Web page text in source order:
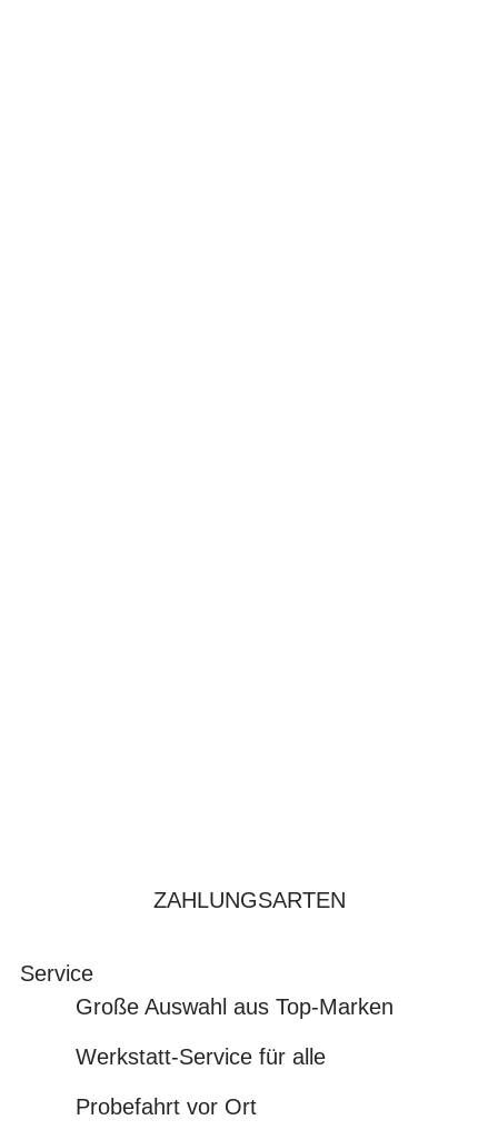
ZAHLUNGSARTEN
Service
Große Auswahl aus Top-Marken
Werkstatt-Service für alle
Probefahrt vor Ort